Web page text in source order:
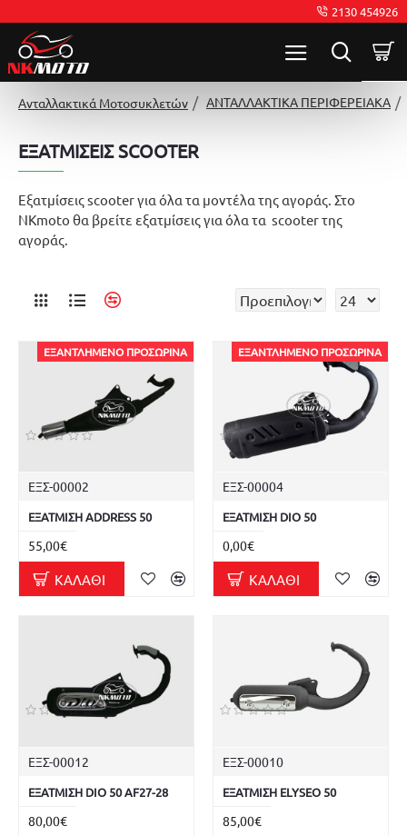
2130 454926
Ανταλλακτικά Μοτοσυκλετών ΑΝΤΑΛΛΑΚΤΙΚΑ ΠΕΡΙΦΕΡΕΙΑΚΑ
ΕΞΑΤΜΙΣΕΙΣ SCOOTER
Εξατμίσεις scooter για όλα τα μοντέλα της αγοράς. Στο
NKmoto θα βρείτε εξατμίσεις για όλα τα scooter της
αγοράς.
ΕΞΑΝΤΛΗΜΈΝΟ ΠΡΟΣΩΡΙΝΆ
ΕΞΣ-00002
ΕΞΑΤΜΙΣΗ ADDRESS 50
55,00€
ΚΑΛΆΘΙ
ΕΞΑΝΤΛΗΜΈΝΟ ΠΡΟΣΩΡΙΝΆ
ΕΞΣ-00004
ΕΞΑΤΜΙΣΗ DIO 50
0,00€
ΚΑΛΆΘΙ
ΕΞΣ-00012
ΕΞΑΤΜΙΣΗ DIO 50 AF27-28
80,00€
ΕΞΣ-00010
ΕΞΑΤΜΙΣΗ ELYSEO 50
85,00€